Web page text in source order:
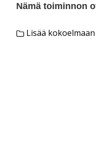
Nämä toiminnon
Lisää kokoelmaan